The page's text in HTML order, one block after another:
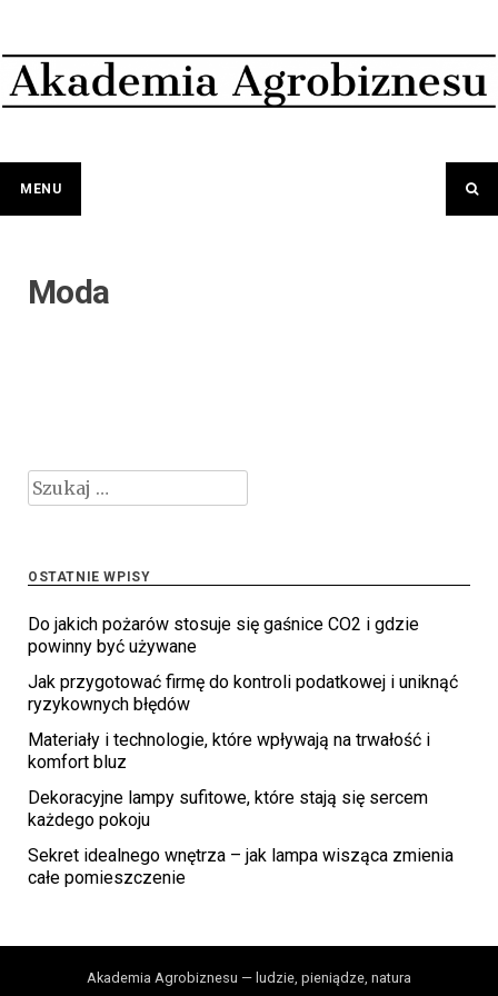
treści
MENU
Moda
Szukaj:
OSTATNIE WPISY
Do jakich pożarów stosuje się gaśnice CO2 i gdzie
powinny być używane
Jak przygotować firmę do kontroli podatkowej i uniknąć
ryzykownych błędów
Materiały i technologie, które wpływają na trwałość i
komfort bluz
Dekoracyjne lampy sufitowe, które stają się sercem
każdego pokoju
Sekret idealnego wnętrza – jak lampa wisząca zmienia
całe pomieszczenie
Akademia Agrobiznesu — ludzie, pieniądze, natura